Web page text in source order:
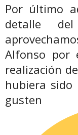
Por último
detalle
Alfonso por
realización
hubiera sido
gusten